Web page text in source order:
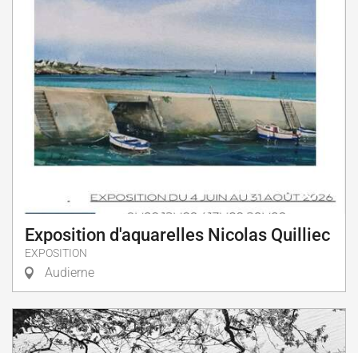
Exposition d'aquarelles Nicolas Quilliec
EXPOSITION
Audierne